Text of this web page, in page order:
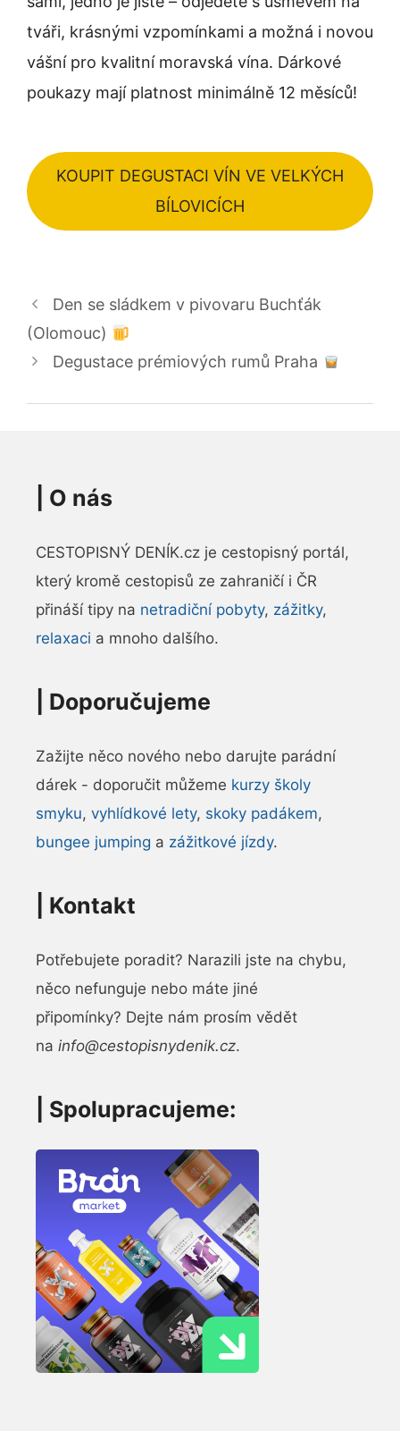
tváři, krásnými vzpomínkami a možná i novou
vášní pro kvalitní moravská vína. Dárkové
poukazy mají platnost minimálně 12 měsíců!
KOUPIT DEGUSTACI VÍN VE VELKÝCH
BÍLOVICÍCH
Den se sládkem v pivovaru Buchťák
(Olomouc)
Degustace prémiových rumů Praha
O nás
CESTOPISNÝ DENÍK.cz je cestopisný portál,
který kromě cestopisů ze zahraničí i ČR
přináší tipy na netradiční pobyty, zážitky,
relaxaci a mnoho dalšího.
Doporučujeme
Zažijte něco nového nebo darujte parádní
dárek - doporučit můžeme kurzy školy
smyku, vyhlídkové lety, skoky padákem,
bungee jumping a zážitkové jízdy.
Kontakt
Potřebujete poradit? Narazili jste na chybu,
něco nefunguje nebo máte jiné
připomínky? Dejte nám prosím vědět
na info@cestopisnydenik.cz.
| Spolupracujeme: